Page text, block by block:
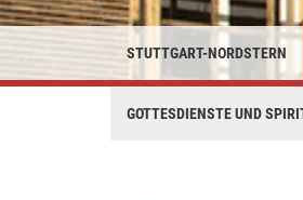
STUTTGART-NORDSTERN
GOTTESDIENSTE UND